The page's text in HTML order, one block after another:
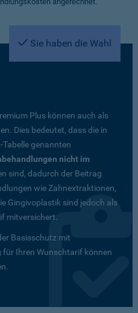
Sie haben die Wahl
Plus können auch als
Dies bedeutet, dass die in
genannten
nicht im
sind, dadurch der Beitrag
wie Zahnextraktionen,
Gingivoplastik sind jedoch als
mitversichert.
Basisschutz mit
für Ihren Wunschtarif können